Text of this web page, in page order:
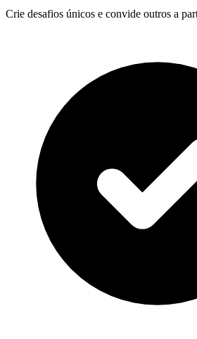
Crie desafios únicos e convide outros a